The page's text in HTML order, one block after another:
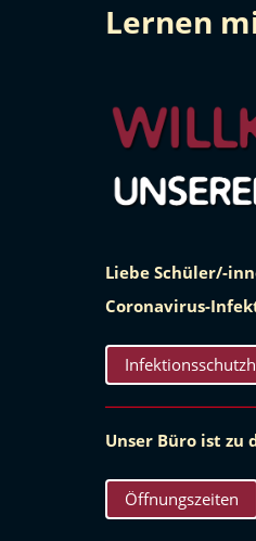
Lernen
Liebe Schüler/-
Coronavirus-
Unser Büro ist zu
Öffnungszeiten